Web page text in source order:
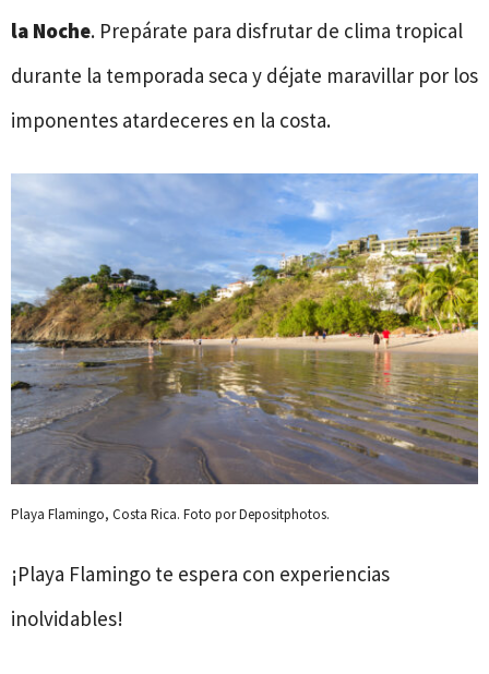
la Noche. Prepárate para disfrutar de clima tropical
durante la temporada seca y déjate maravillar por los
imponentes atardeceres en la costa.
Playa Flamingo, Costa Rica. Foto por Depositphotos.
¡Playa Flamingo te espera con experiencias
inolvidables!